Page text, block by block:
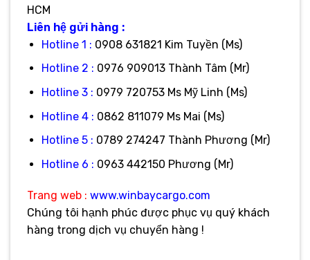
HCM
Liên hệ gửi hàng :
Hotline 1 : 0908 631821 Kim Tuyền (Ms)
Hotline 2 : 0976 909013 Thành Tâm (Mr)
Hotline 3 : 0979 720753 Ms Mỹ Linh (Ms)
Hotline 4 : 0862 811079 Ms Mai (Ms)
Hotline 5 : 0789 274247 Thành Phương (Mr)
Hotline 6 : 0963 442150 Phương (Mr)
Trang web : www.winbaycargo.com
Chúng tôi hạnh phúc được phục vụ quý khách
hàng trong dịch vụ chuyển hàng !